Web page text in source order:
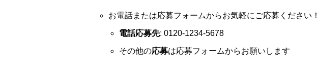
お電話または応募フォームからお気軽にご応募ください！
電話応募先: 0120-1234-5678
その他の応募は応募フォームからお願いします